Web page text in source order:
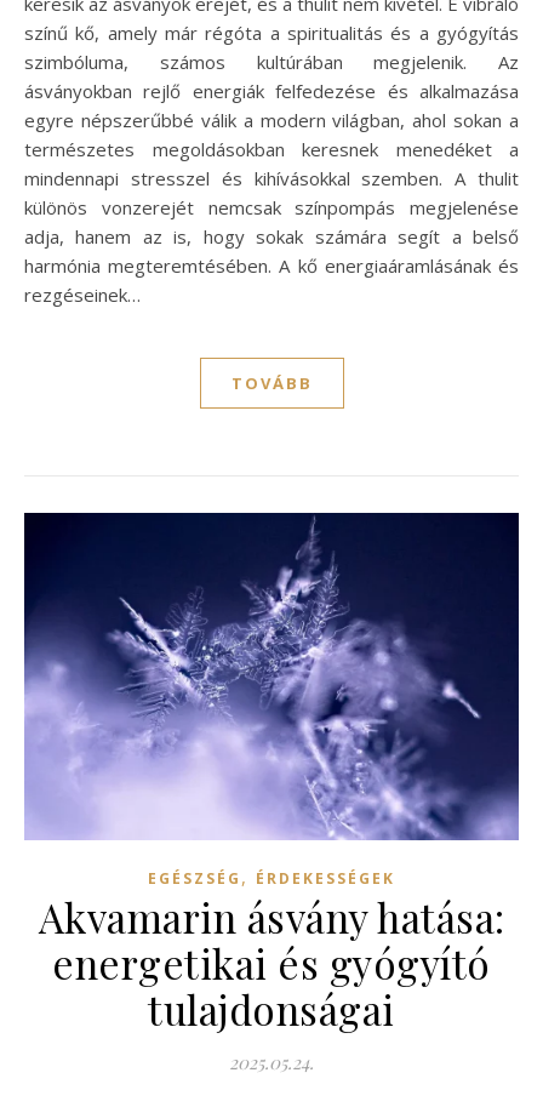
színű kő, amely már régóta a spiritualitás és a gyógyítás
szimbóluma, számos kultúrában megjelenik. Az
ásványokban rejlő energiák felfedezése és alkalmazása
egyre népszerűbbé válik a modern világban, ahol sokan a
természetes megoldásokban keresnek menedéket a
mindennapi stresszel és kihívásokkal szemben. A thulit
különös vonzerejét nemcsak színpompás megjelenése
adja, hanem az is, hogy sokak számára segít a belső
harmónia megteremtésében. A kő energiaáramlásának és
rezgéseinek…
TOVÁBB
EGÉSZSÉG , ÉRDEKESSÉGEK
Akvamarin ásvány hatása:
energetikai és gyógyító
tulajdonságai
2025.05.24.